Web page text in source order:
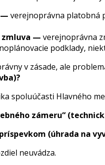
— verejnoprávna platobná
zmluva — verejnoprávna
podklady,
v zásade, ale
spoluúčasti Hlavného
zámeru“
(úhrada na
neuvádza.